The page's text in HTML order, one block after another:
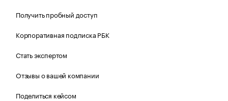
Получить пробный доступ
Корпоративная подписка РБК
Стать экспертом
Отзывы о вашей компании
Поделиться кейсом